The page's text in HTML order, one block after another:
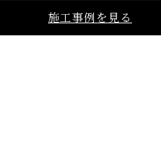
施工事例を見る